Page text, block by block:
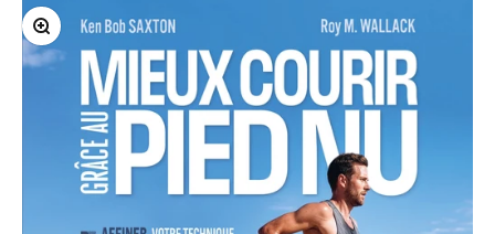
Zoomer sur l'image